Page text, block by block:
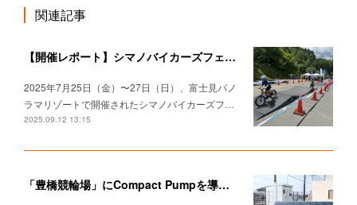
関連記事
【開催レポート】シマノバイカーズフェスティバル2025でパンプトラック体験＆タイムアタックチャレンジ！
2025年7月25日（金）〜27日（日）、富士見パノ
ラマリゾートで開催されたシマノバイカーズフ…
2025.09.12 13:15
「豊橋競輪場」にCompact Pumpを導入していただきました。